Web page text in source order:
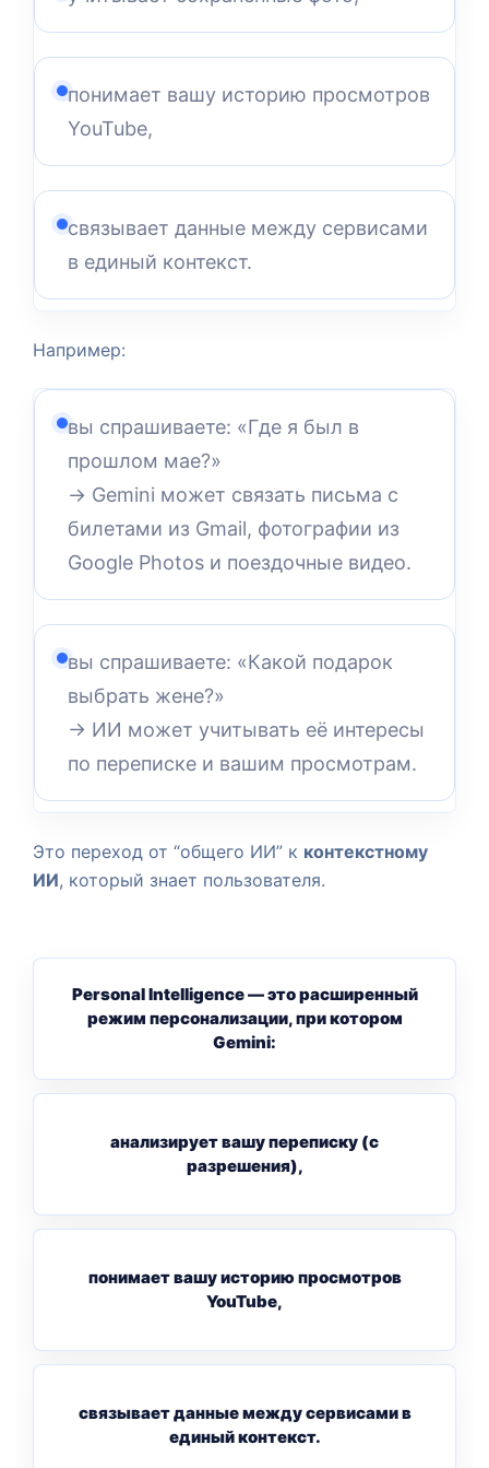
понимает вашу историю просмотров
YouTube,
связывает данные между сервисами
в единый контекст.
Например:
вы спрашиваете: «Где я был в
прошлом мае?»
→ Gemini может связать письма с
билетами из Gmail, фотографии из
Google Photos и поездочные видео.
вы спрашиваете: «Какой подарок
выбрать жене?»
→ ИИ может учитывать её интересы
по переписке и вашим просмотрам.
Это переход от “общего ИИ” к контекстному
ИИ, который знает пользователя.
Personal Intelligence — это расширенный
режим персонализации, при котором
Gemini:
анализирует вашу переписку (с
разрешения),
понимает вашу историю просмотров
YouTube,
связывает данные между сервисами в
единый контекст.